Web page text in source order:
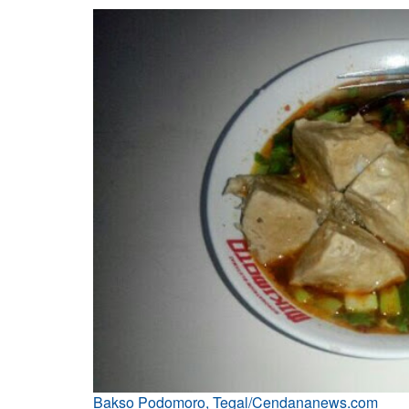
Bakso Podomoro, Tegal/Cendananews.com